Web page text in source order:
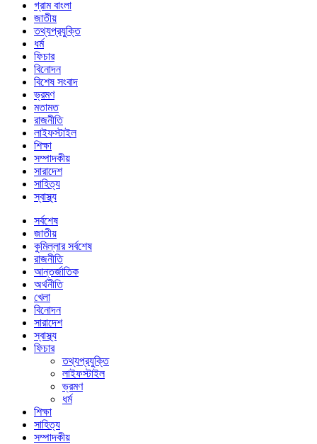
গ্রাম বাংলা
জাতীয়
তথ্যপ্রযুক্তি
ধর্ম
ফিচার
বিনোদন
বিশেষ সংবাদ
ভ্রমণ
মতামত
রাজনীতি
লাইফস্টাইল
শিক্ষা
সম্পাদকীয়
সারাদেশ
সাহিত্য
স্বাস্থ্য
সর্বশেষ
জাতীয়
কুমিল্লার সর্বশেষ
রাজনীতি
আন্তর্জাতিক
অর্থনীতি
খেলা
বিনোদন
সারাদেশ
স্বাস্থ্য
ফিচার
তথ্যপ্রযুক্তি
লাইফস্টাইল
ভ্রমণ
ধর্ম
শিক্ষা
সাহিত্য
সম্পাদকীয়